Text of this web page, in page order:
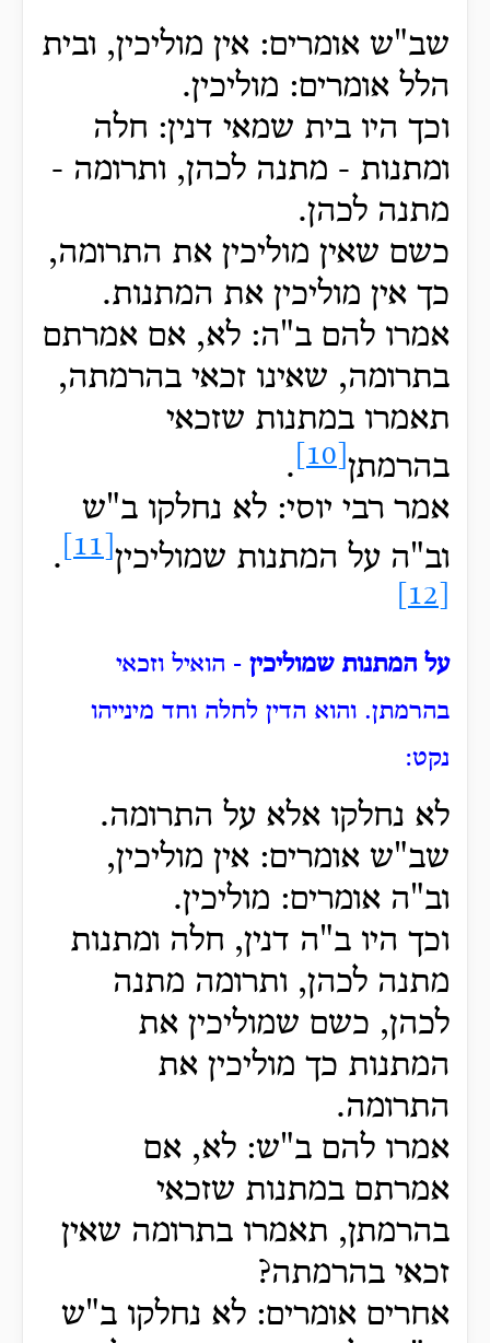
שב"ש אומרים: אין מוליכין, ובית
הלל אומרים: מוליכין.
וכך היו בית שמאי דנין: חלה
ומתנות - מתנה לכהן, ותרומה -
מתנה לכהן.
כשם שאין מוליכין את התרומה,
כך אין מוליכין את המתנות.
אמרו להם ב"ה: לא, אם אמרתם
בתרומה, שאינו זכאי בהרמתה,
תאמרו במתנות שזכאי
בהרמתן
.
אמר רבי יוסי: לא נחלקו ב"ש
וב"ה על המתנות שמוליכין
.
על המתנות שמוליכין - הואיל וזכאי
בהרמתן. והוא הדין לחלה וחד מינייהו
נקט:
לא נחלקו אלא על התרומה.
שב"ש אומרים: אין מוליכין,
וב"ה אומרים: מוליכין.
וכך היו ב"ה דנין, חלה ומתנות
מתנה לכהן, ותרומה מתנה
לכהן, כשם שמוליכין את
המתנות כך מוליכין את
התרומה.
אמרו להם ב"ש: לא, אם
אמרתם במתנות שזכאי
בהרמתן, תאמרו בתרומה שאין
זכאי בהרמתה?
אחרים אומרים: לא נחלקו ב"ש